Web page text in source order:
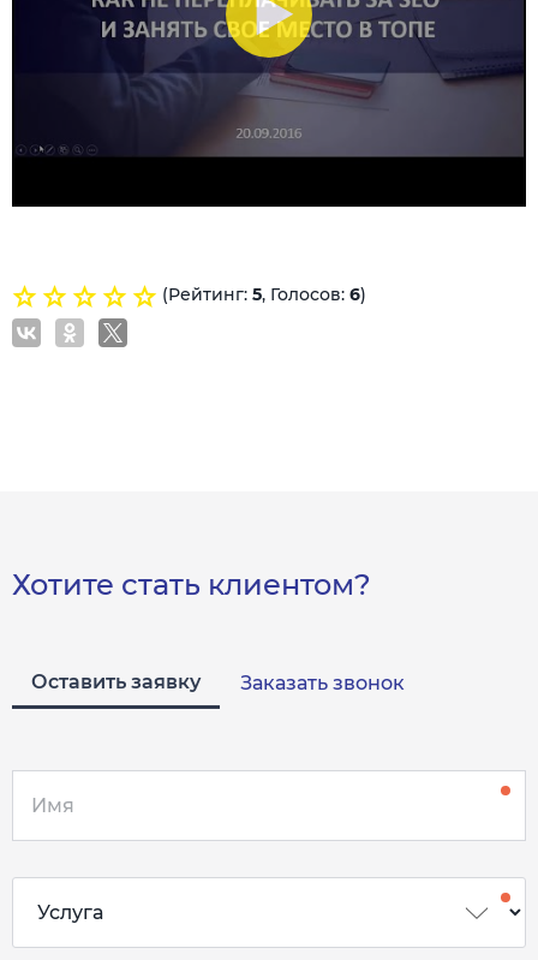
(Рейтинг: 5, Голосов: 6)
Хотите стать клиентом?
Оставить заявку Заказать звонок